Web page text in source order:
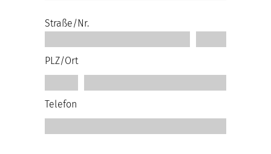
Straße/Nr.
PLZ/Ort
Telefon